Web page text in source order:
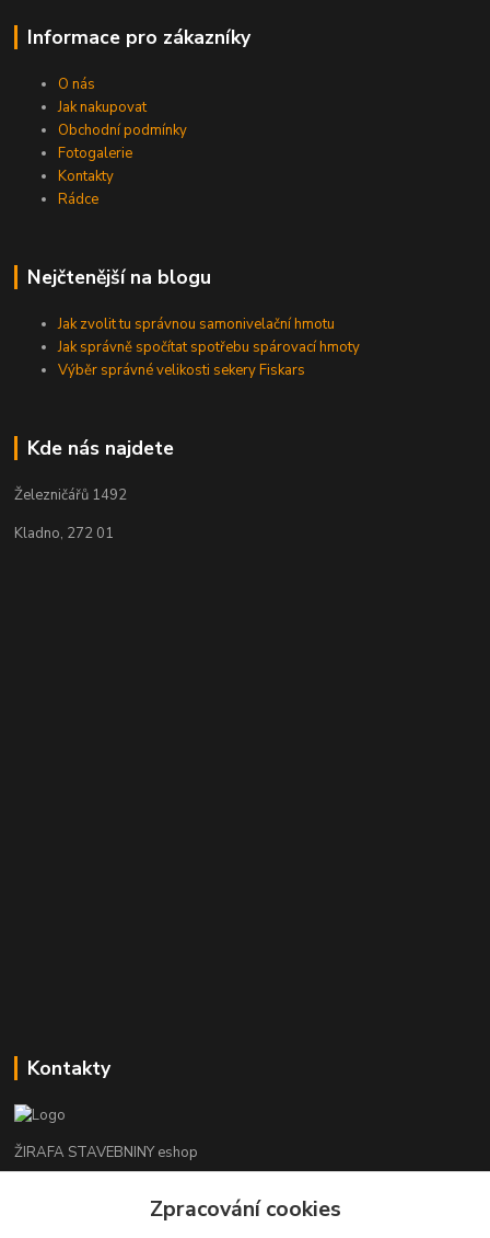
Informace pro zákazníky
O nás
Jak nakupovat
Obchodní podmínky
Fotogalerie
Kontakty
Rádce
Nejčtenější na blogu
Jak zvolit tu správnou samonivelační hmotu
Jak správně spočítat spotřebu spárovací hmoty
Výběr správné velikosti sekery Fiskars
Kde nás najdete
Železničářů 1492
Kladno, 272 01
Kontakty
ŽIRAFA STAVEBNINY eshop
+420 312 685 342Zpracování cookies